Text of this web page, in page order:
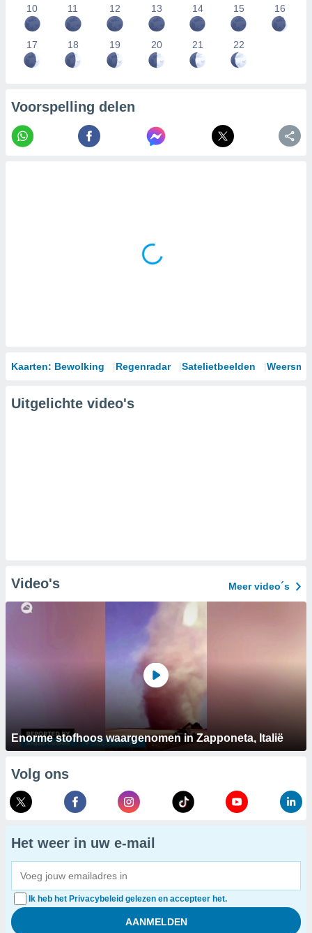
10 11 12 13 14 15 16
17 18 19 20 21 22
Voorspelling delen
Kaarten: Bewolking Regenradar Satelietbeelden
Uitgelichte video's
Video's Meer video´s
Enorme stofhoos waargenomen in Zapponeta, Italië
Volg ons
Het weer in uw e-mail
Ik heb het Privacybeleid gelezen en accepteer het.